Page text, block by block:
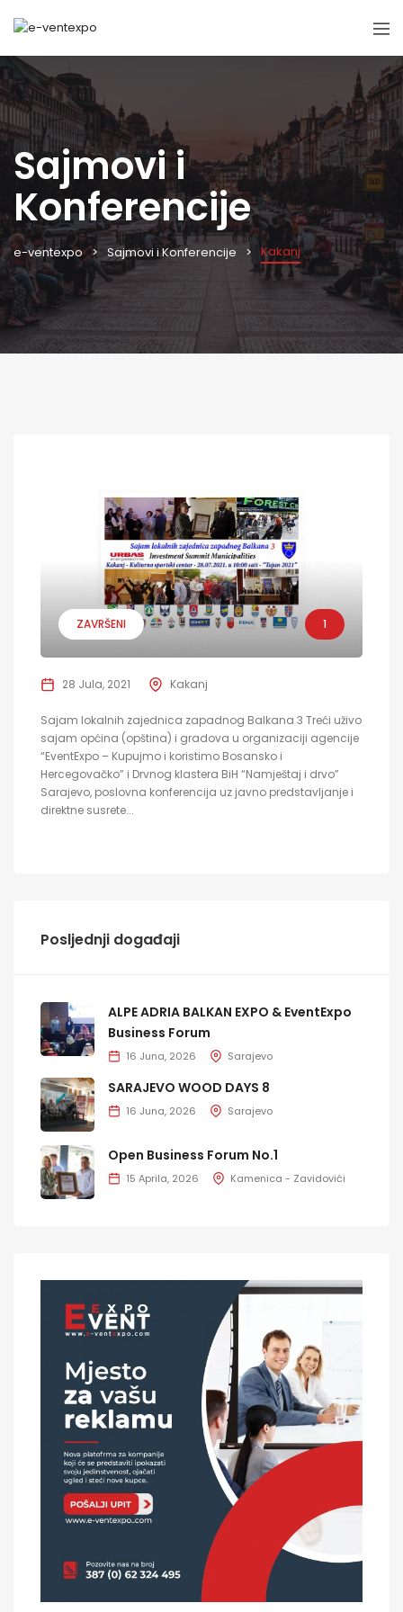
Sajmovi i
Konferencije
e-ventexpo Sajmovi i Konferencije Kakanj
ZAVRŠENI 1
28 Jula, 2021 Kakanj
Sajam lokalnih zajednica zapadnog Balkana 3 Treći uživo
sajam općina (opština) i gradova u organizaciji agencije
“EventExpo – Kupujmo i koristimo Bosansko i
Hercegovačko” i Drvnog klastera BiH “Namještaj i drvo”
Sarajevo, poslovna konferencija uz javno predstavljanje i
direktne susrete...
Posljednji događaji
ALPE ADRIA BALKAN EXPO & EventExpo
Business Forum
16 Juna, 2026 Sarajevo
SARAJEVO WOOD DAYS 8
16 Juna, 2026 Sarajevo
Open Business Forum No.1
15 Aprila, 2026 Kamenica - Zavidovići